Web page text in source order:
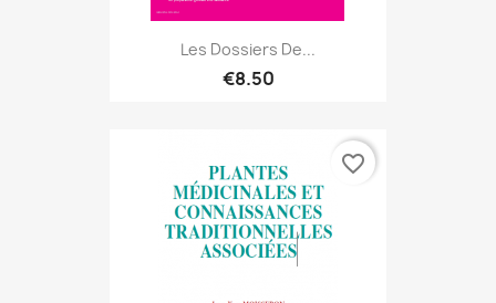
Les Dossiers De...
€8.50
favorite_border